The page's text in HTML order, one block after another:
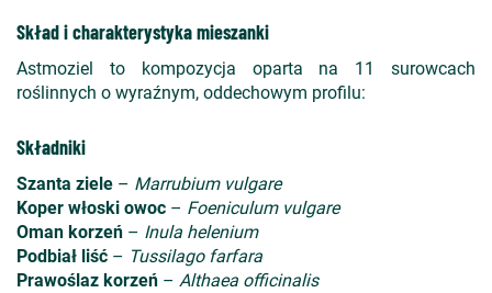
Skład i charakterystyka mieszanki
Astmoziel to kompozycja oparta na 11 surowcach
roślinnych o wyraźnym, oddechowym profilu:
Składniki
Szanta ziele – Marrubium vulgare
Koper włoski owoc – Foeniculum vulgare
Oman korzeń – Inula helenium
Podbiał liść – Tussilago farfara
Prawoślaz korzeń – Althaea officinalis